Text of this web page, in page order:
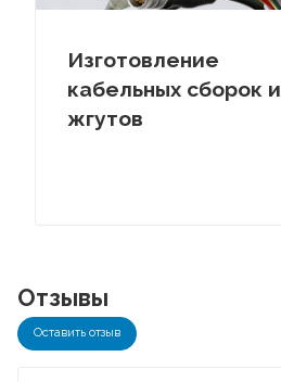
Изготовление
кабельных сборок и
жгутов
Отзывы
Оставить отзыв